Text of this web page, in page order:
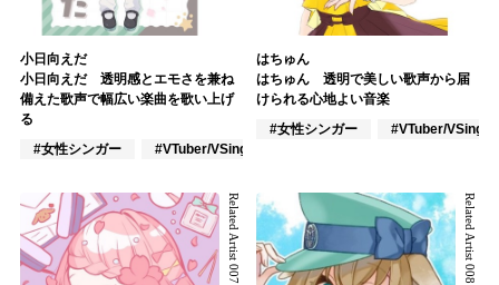
小日向えだ
小日向えだ 透明感とエモさを兼ね
備えた歌声で幅広い楽曲を歌い上げ
る
#女性シンガー
#VTuber/VSinger
はちゅん
はちゅん 透明で美しい歌声から届
けられる心地よい音楽
#女性シンガー
#VTuber/VSinger
Related Artist 007 Related Artist 008